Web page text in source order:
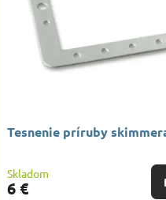
Tesnenie príruby
Skladom
6 €